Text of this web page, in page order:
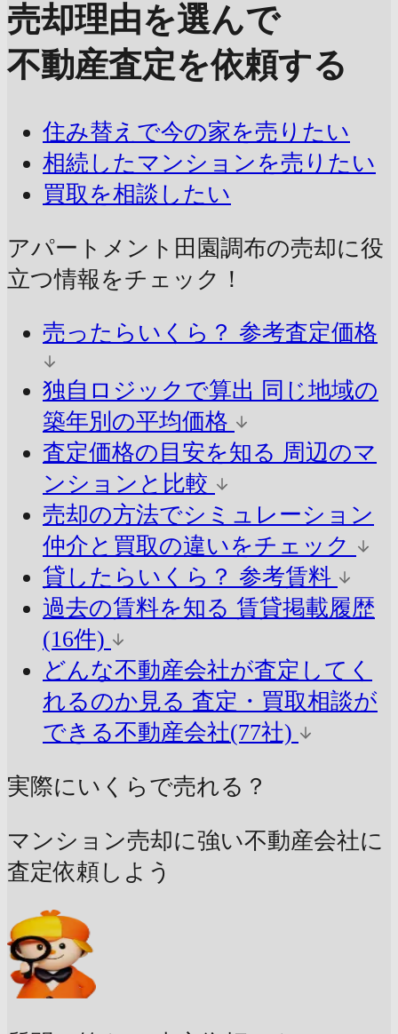
売却理由を選んで
不動産査定を依頼する
住み替えで今の家を売りたい
相続したマンションを売りたい
買取を相談したい
アパートメント田園調布の売却に役
立つ情報をチェック！
売ったらいくら？ 参考査定価格
独自ロジックで算出 同じ地域の
築年別の平均価格
査定価格の目安を知る 周辺のマ
ンションと比較
売却の方法でシミュレーション
仲介と買取の違いをチェック
貸したらいくら？ 参考賃料
過去の賃料を知る 賃貸掲載履歴
(16件)
どんな不動産会社が査定してく
れるのか見る 査定・買取相談が
できる不動産会社(77社)
実際にいくらで売れる？
マンション売却に強い不動産会社に
査定依頼しよう